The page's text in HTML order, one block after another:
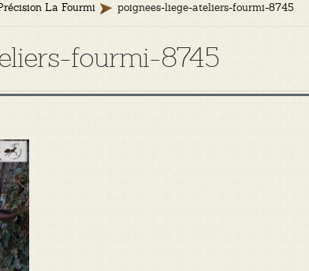
La Fourmi poignees-liege-ateliers-fourmi-8745
fourmi-8745